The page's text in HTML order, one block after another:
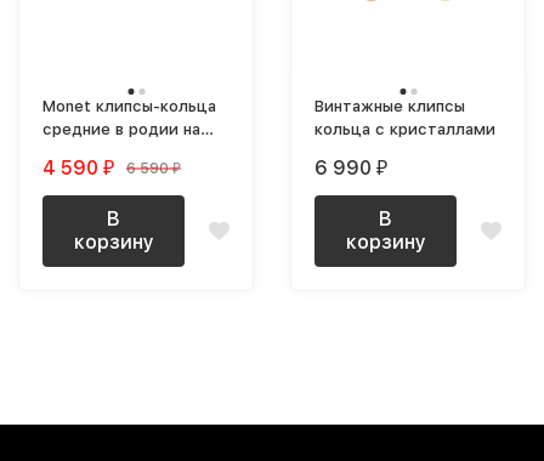
Monet клипсы-кольца
средние в родии на
4 590 ₽ 6 590 ₽
В
корзину
Винтажные клипсы
кольца с кристаллами
6 990 ₽
В
корзину